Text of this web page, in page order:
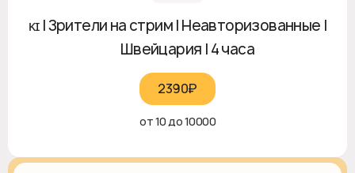
ᴋɪ | Зрители на стрим | Неавторизованные |
🇨🇭 Швейцария | 4 часа
2390₽‎
от 10 до 10000